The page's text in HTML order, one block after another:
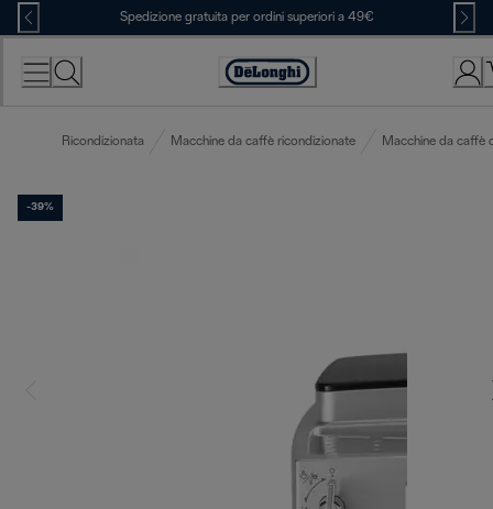
Skip
to
Content
Spedizione gratuita per ordini superiori a 49€
Accessibility
Ricondizionata Macchine da caffè ricondizionate Macchine da caffè
-39%